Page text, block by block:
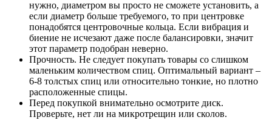
нужно, диаметром вы просто не сможете установить, а
если диаметр больше требуемого, то при центровке
понадобятся центровочные кольца. Если вибрация и
биение не исчезают даже после балансировки, значит
этот параметр подобран неверно.
Прочность. Не следует покупать товары со слишком
маленьким количеством спиц. Оптимальный вариант –
6-8 толстых спиц или относительно тонкие, но плотно
расположенные спицы.
Перед покупкой внимательно осмотрите диск.
Проверьте, нет ли на микротрещин или сколов.